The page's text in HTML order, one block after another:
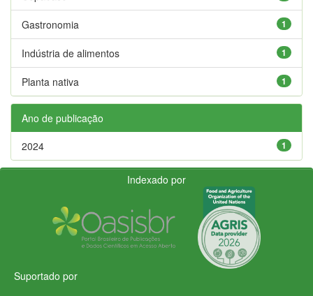
1
Gastronomia
1
Indústria de alimentos
1
Planta nativa
Ano de publicação
1
2024
Indexado por
Suportado por